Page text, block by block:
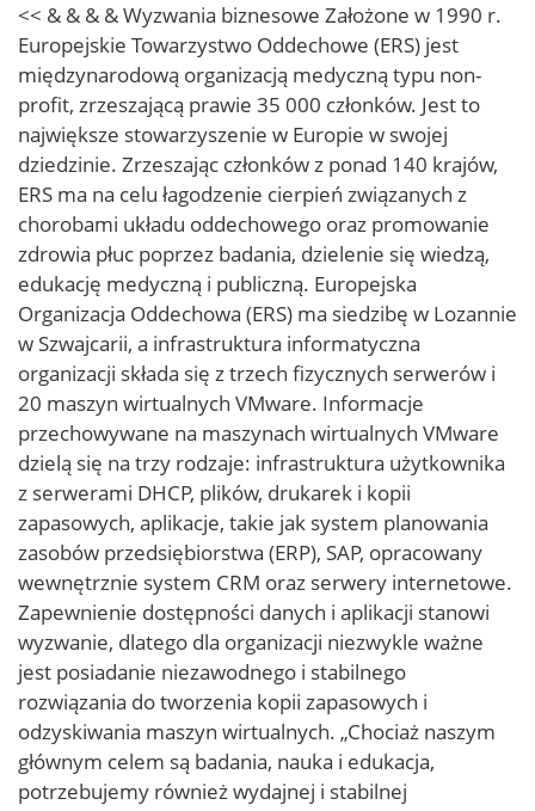
<< & & & & Wyzwania biznesowe Założone w 1990 r.
Europejskie Towarzystwo Oddechowe (ERS) jest
międzynarodową organizacją medyczną typu non-
profit, zrzeszającą prawie 35 000 członków. Jest to
największe stowarzyszenie w Europie w swojej
dziedzinie. Zrzeszając członków z ponad 140 krajów,
ERS ma na celu łagodzenie cierpień związanych z
chorobami układu oddechowego oraz promowanie
zdrowia płuc poprzez badania, dzielenie się wiedzą,
edukację medyczną i publiczną. Europejska
Organizacja Oddechowa (ERS) ma siedzibę w Lozannie
w Szwajcarii, a infrastruktura informatyczna
organizacji składa się z trzech fizycznych serwerów i
20 maszyn wirtualnych VMware. Informacje
przechowywane na maszynach wirtualnych VMware
dzielą się na trzy rodzaje: infrastruktura użytkownika
z serwerami DHCP, plików, drukarek i kopii
zapasowych, aplikacje, takie jak system planowania
zasobów przedsiębiorstwa (ERP), SAP, opracowany
wewnętrznie system CRM oraz serwery internetowe.
Zapewnienie dostępności danych i aplikacji stanowi
wyzwanie, dlatego dla organizacji niezwykle ważne
jest posiadanie niezawodnego i stabilnego
rozwiązania do tworzenia kopii zapasowych i
odzyskiwania maszyn wirtualnych. „Chociaż naszym
głównym celem są badania, nauka i edukacja,
potrzebujemy również wydajnej i stabilnej